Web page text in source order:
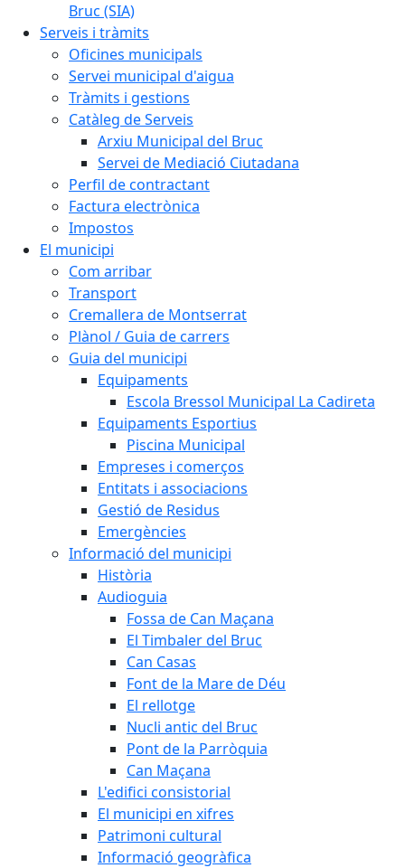
Bruc (SIA)
Serveis i tràmits
Oficines municipals
Servei municipal d'aigua
Tràmits i gestions
Catàleg de Serveis
Arxiu Municipal del Bruc
Servei de Mediació Ciutadana
Perfil de contractant
Factura electrònica
Impostos
El municipi
Com arribar
Transport
Cremallera de Montserrat
Plànol / Guia de carrers
Guia del municipi
Equipaments
Escola Bressol Municipal La Cadireta
Equipaments Esportius
Piscina Municipal
Empreses i comerços
Entitats i associacions
Gestió de Residus
Emergències
Informació del municipi
Història
Audioguia
Fossa de Can Maçana
El Timbaler del Bruc
Can Casas
Font de la Mare de Déu
El rellotge
Nucli antic del Bruc
Pont de la Parròquia
Can Maçana
L'edifici consistorial
El municipi en xifres
Patrimoni cultural
Informació geogràfica